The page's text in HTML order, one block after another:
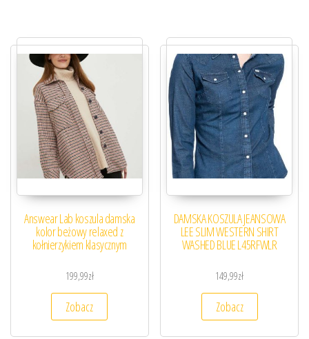
Answear Lab koszula damska
kolor beżowy relaxed z
kołnierzykiem klasycznym
199,99zł
Zobacz
DAMSKA KOSZULA JEANSOWA
LEE SLIM WESTERN SHIRT
WASHED BLUE L45RFWLR
149,99zł
Zobacz